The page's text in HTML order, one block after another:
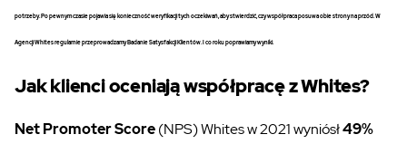
potrzeby. Po pewnym czasie pojawia się konieczność weryfikacji tych oczekiwań, aby stwierdzić, czy współpraca posuwa obie strony na przód. W
Agencji Whites regularnie przeprowadzamy Badanie Satysfakcji Klientów. I co roku poprawiamy wyniki.
Jak klienci oceniają współpracę z Whites?
Net Promoter Score(NPS) Whites w 2021 wyniósł49%